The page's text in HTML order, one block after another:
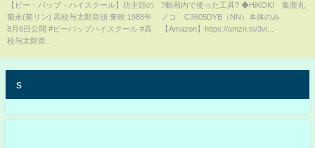
【ビー・バップ・ハイスクール】坊主頭の
菊永(菊リン) 高校与太郎音頭 東映:1988年
8月6日公開 #ビーバップハイスクール #高
校与太郎音...
意点
?動画内で使った工具? ◆HiKOKI 集塵丸
ノコ C3605DYB（NN）本体のみ
【Amazon】https://amzn.to/3vi...
s